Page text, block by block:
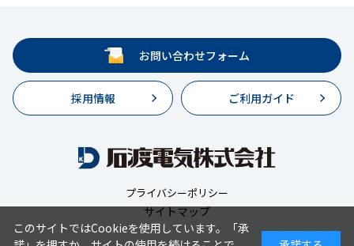
お問い合わせフォーム
採用情報 ご利用ガイド
プライバシーポリシー
サイトマップ
このサイトではCookieを使用しています。「承